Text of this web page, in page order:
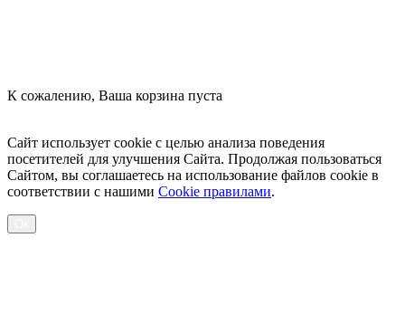
К сожалению, Ваша корзина пуста
Сайт использует cookie с целью анализа поведения
посетителей для улучшения Сайта. Продолжая пользоваться
Сайтом, вы соглашаетесь на использование файлов cookie в
соответствии с нашими Cookiе правилами.